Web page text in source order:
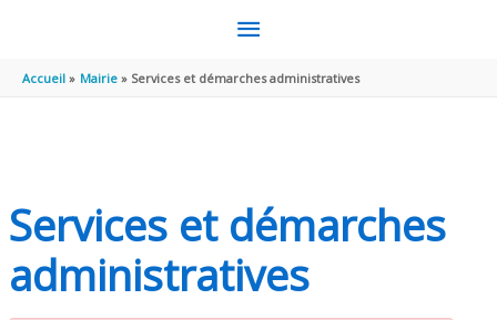
MENU
PRINCIPAL
Accueil Mairie Services et démarches administratives
Services et démarches
administratives